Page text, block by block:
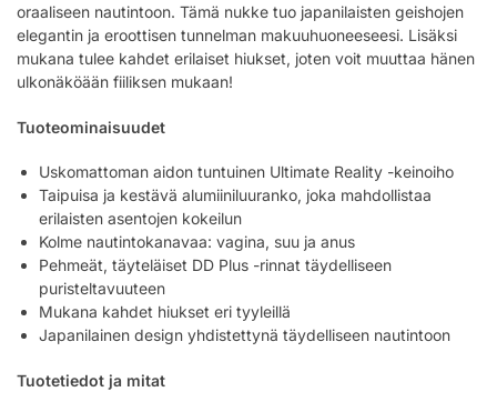
oraaliseen nautintoon. Tämä nukke tuo japanilaisten geishojen
elegantin ja eroottisen tunnelman makuuhuoneeseesi. Lisäksi
mukana tulee kahdet erilaiset hiukset, joten voit muuttaa hänen
ulkonäköään fiiliksen mukaan!
Tuoteominaisuudet
Uskomattoman aidon tuntuinen Ultimate Reality -keinoiho
Taipuisa ja kestävä alumiiniluuranko, joka mahdollistaa
erilaisten asentojen kokeilun
Kolme nautintokanavaa: vagina, suu ja anus
Pehmeät, täyteläiset DD Plus -rinnat täydelliseen
puristeltavuuteen
Mukana kahdet hiukset eri tyyleillä
Japanilainen design yhdistettynä täydelliseen nautintoon
Tuotetiedot ja mitat